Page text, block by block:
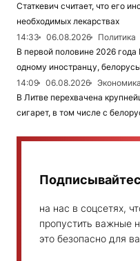
Статкевич считает, что его
необходимых лекарствах
14:33
06.08.2026
Политика
В первой половине 2026
одному иностранцу,
14:09
06.08.2026
Экономика
В Литве перехвачена
сигарет, в том числе с
на нас в соцсетях,
пропустить важные
это безопасно для